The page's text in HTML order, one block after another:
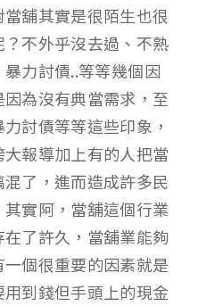
舖其實是很陌生也很
不外乎沒去過、不熟
力討債..等等幾個因
為沒有典當需求，至
討債等等這些印象，
報導加上有的人把當
了，進而造成許多民
實阿，當舖這個行業
了許久，當舖業能夠
個很重要的因素就是
用到錢但手頭上的現金